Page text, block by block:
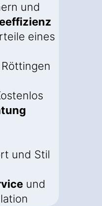
und
eines
und Stil
und